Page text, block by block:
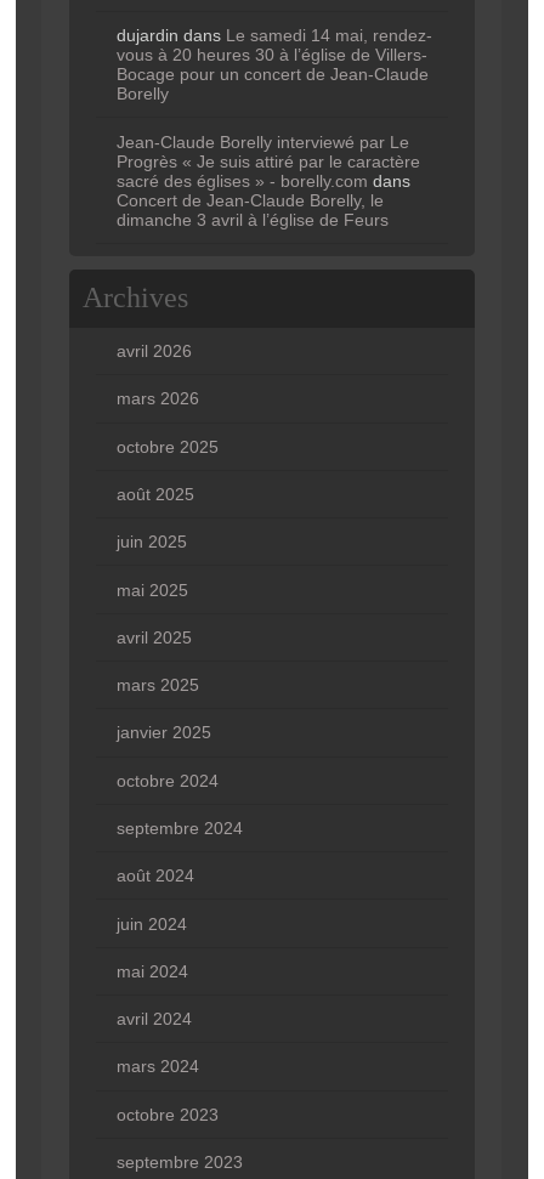
dujardin dans Le samedi 14 mai, rendez-
vous à 20 heures 30 à l’église de Villers-
Bocage pour un concert de Jean-Claude
Borelly
Jean-Claude Borelly interviewé par Le
Progrès « Je suis attiré par le caractère
sacré des églises » - borelly.com dans
Concert de Jean-Claude Borelly, le
dimanche 3 avril à l’église de Feurs
Archives
avril 2026
mars 2026
octobre 2025
août 2025
juin 2025
mai 2025
avril 2025
mars 2025
janvier 2025
octobre 2024
septembre 2024
août 2024
juin 2024
mai 2024
avril 2024
mars 2024
octobre 2023
septembre 2023